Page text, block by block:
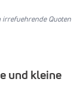
irrefuehrende Quoten
und kleine